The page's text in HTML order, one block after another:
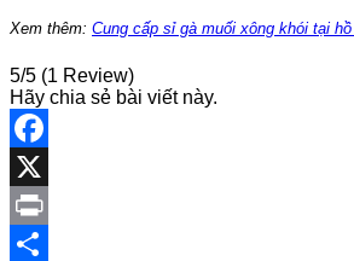
Xem thêm: Cung cấp sỉ gà muối xông khói tại
5/5 (1 Review)
Hãy chia sẻ bài viết này.
Facebook
X
Print